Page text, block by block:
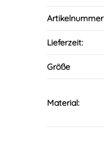
Artikelnummer
Lieferzeit:
Größe
Material: